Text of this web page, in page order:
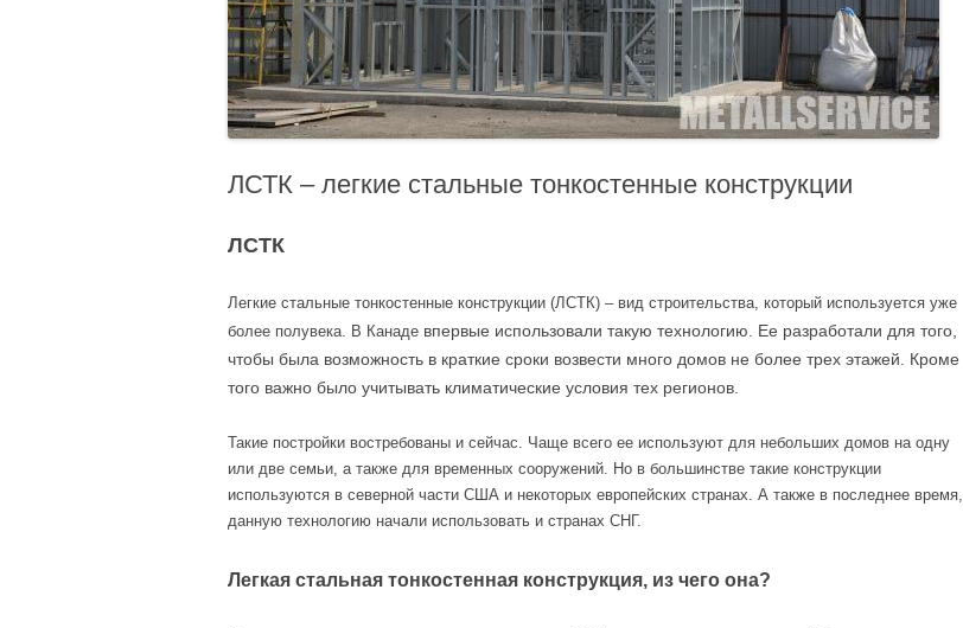
ЛСТК – легкие стальные тонкостенные конструкции
ЛСТК
Легкие стальные тонкостенные конструкции (ЛСТК) – вид строительства, который используется уже
более полувека. В Канаде впервые использовали такую технологию. Ее разработали для того,
чтобы была возможность в краткие сроки возвести много домов не более трех этажей. Кроме
того важно было учитывать климатические условия тех регионов.
Такие постройки востребованы и сейчас. Чаще всего ее используют для небольших домов на одну
или две семьи, а также для временных сооружений. Но в большинстве такие конструкции
используются в северной части США и некоторых европейских странах. А также в последнее время,
данную технологию начали использовать и странах СНГ.
Легкая стальная тонкостенная конструкция, из чего она?